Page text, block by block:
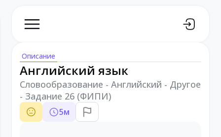
Описание
Английский язык
Словообразование - Английский - Другое
- Задание 26 (ФИПИ)
5м